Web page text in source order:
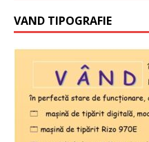
VAND TIPOGRAFIE